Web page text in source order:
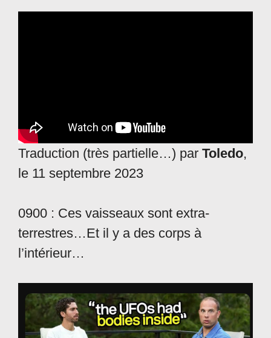
Traduction (très partielle…) par Toledo,
le 11 septembre 2023
0900 : Ces vaisseaux sont extra-
terrestres…Et il y a des corps à
l’intérieur…